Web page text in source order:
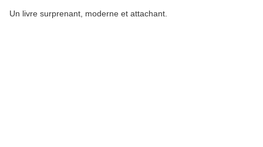
Un livre surprenant, moderne et attachant.